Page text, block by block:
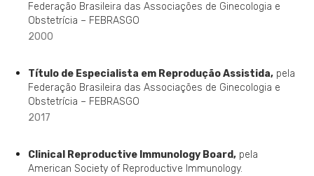
Federação Brasileira das Associações de Ginecologia e
Obstetrícia – FEBRASGO
2000
Título de Especialista em Reprodução Assistida, pela
Federação Brasileira das Associações de Ginecologia e
Obstetrícia – FEBRASGO
2017
Clinical Reproductive Immunology Board, pela
American Society of Reproductive Immunology.